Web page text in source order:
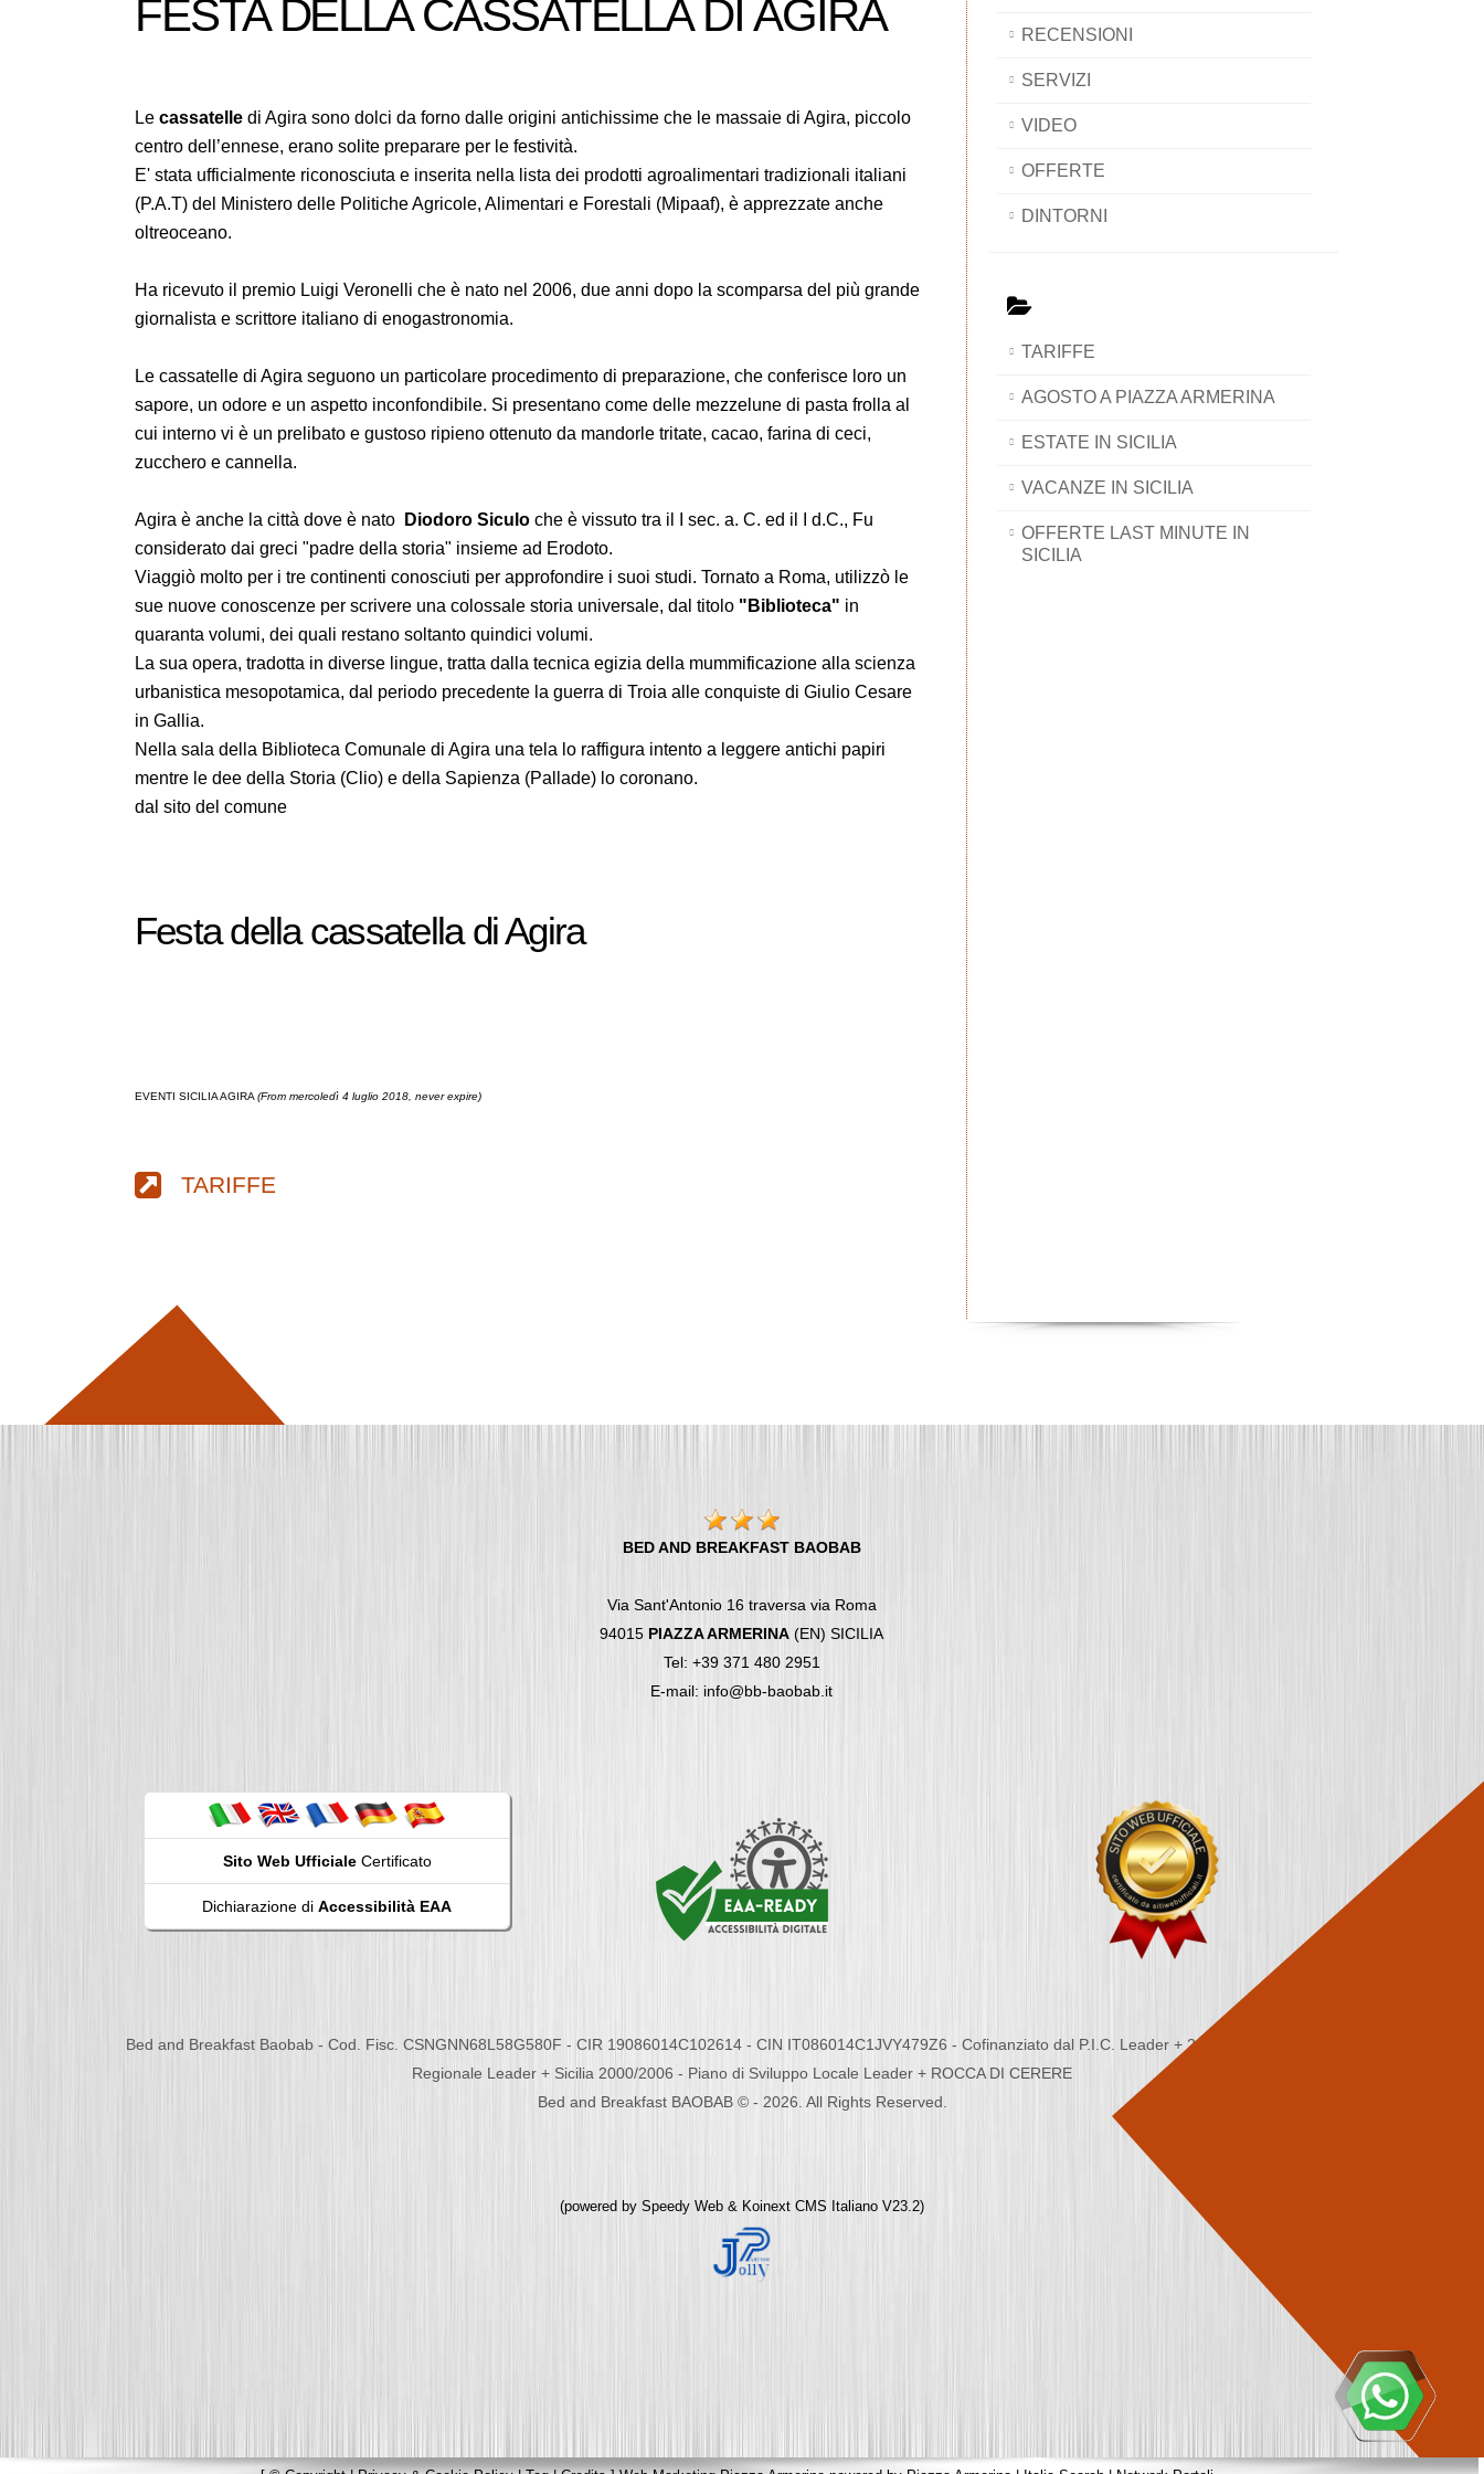
FESTA DELLA CASSATELLA DI AGIRA
Le cassatelle di Agira sono dolci da forno dalle origini antichissime che le massaie di Agira, piccolo
centro dell’ennese, erano solite preparare per le festività.
E' stata ufficialmente riconosciuta e inserita nella lista dei prodotti agroalimentari tradizionali italiani
(P.A.T) del Ministero delle Politiche Agricole, Alimentari e Forestali (Mipaaf), è apprezzate anche
oltreoceano.
Ha ricevuto il premio Luigi Veronelli che è nato nel 2006, due anni dopo la scomparsa del più grande
giornalista e scrittore italiano di enogastronomia.
Le cassatelle di Agira seguono un particolare procedimento di preparazione, che conferisce loro un
sapore, un odore e un aspetto inconfondibile. Si presentano come delle mezzelune di pasta frolla al
cui interno vi è un prelibato e gustoso ripieno ottenuto da mandorle tritate, cacao, farina di ceci,
zucchero e cannella.
Agira è anche la città dove è nato Diodoro Siculo che è vissuto tra il I sec. a. C. ed il I d.C., Fu
considerato dai greci "padre della storia" insieme ad Erodoto.
Viaggiò molto per i tre continenti conosciuti per approfondire i suoi studi. Tornato a Roma, utilizzò le
sue nuove conoscenze per scrivere una colossale storia universale, dal titolo "Biblioteca" in
quaranta volumi, dei quali restano soltanto quindici volumi.
La sua opera, tradotta in diverse lingue, tratta dalla tecnica egizia della mummificazione alla scienza
urbanistica mesopotamica, dal periodo precedente la guerra di Troia alle conquiste di Giulio Cesare
in Gallia.
Nella sala della Biblioteca Comunale di Agira una tela lo raffigura intento a leggere antichi papiri
mentre le dee della Storia (Clio) e della Sapienza (Pallade) lo coronano.
dal sito del comune
Festa della cassatella di Agira
EVENTI SICILIA AGIRA (From mercoledì 4 luglio 2018, never expire)
TARIFFE
RECENSIONI
SERVIZI
VIDEO
OFFERTE
DINTORNI
TARIFFE
AGOSTO A PIAZZA ARMERINA
ESTATE IN SICILIA
VACANZE IN SICILIA
OFFERTE LAST MINUTE IN
SICILIA
BED AND BREAKFAST BAOBAB
Via Sant'Antonio 16 traversa via Roma
94015 PIAZZA ARMERINA (EN) SICILIA
Tel: +39 371 480 2951
E-mail: info@bb-baobab.it
Sito Web UfficialeCertificato
Dichiarazione di Accessibilità EAA
Bed and Breakfast Baobab - Cod. Fisc. CSNGNN68L58G580F - CIR 19086014C102614 - CIN IT086014C1JVY479Z6 - Cofinanziato dal P.I.C. Leader + 2000/2006 - Programma
Regionale Leader + Sicilia 2000/2006 - Piano di Sviluppo Locale Leader + ROCCA DI CERERE
Bed and Breakfast BAOBAB © - 2026. All Rights Reserved.
(powered by Speedy Web & Koinext CMS Italiano V23.2)